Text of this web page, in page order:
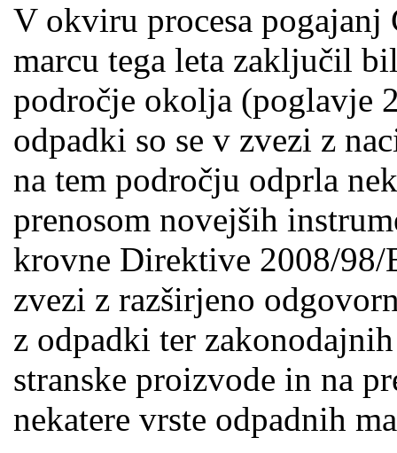
V okviru procesa pogajanj
marcu tega leta zaključil
področje okolja (poglavje
odpadki so se v zvezi z
na tem področju odprla
prenosom novejših
krovne Direktive 2008/98/
zvezi z razširjeno
z odpadki ter
stranske proizvode in na
nekatere vrste odpadnih